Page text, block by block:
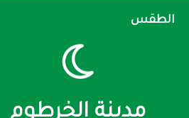
الطقس
مدينة الخرطوم